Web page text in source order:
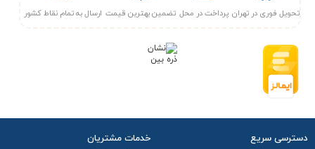
تحویل فوری در تهران پرداخت در محل تضمین بهترین قیمت ارسال به تمام نقاط کشور
دسترسی سریع خدمات مشتریان